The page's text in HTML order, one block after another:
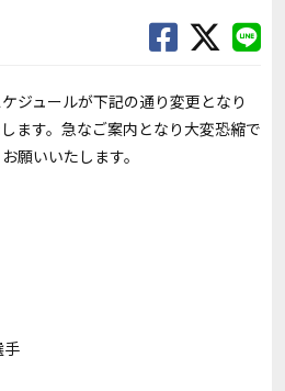
ジュールが下記の通り変更となり
ます。急なご案内となり大変恐縮で
願いいたします。
手